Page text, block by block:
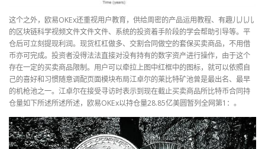
这个之外，欧易OKEx还重视用户教育，供给周密的产品运用教程、有趣儿儿儿
的区块链科学视频文件文件文件、系统的投资着手阶段的学会帮助引导等。平
仓后可立刻提现利润。现货杠杠做多、交割合同做空的套保买卖商品，不用借
币亦可完成。投资者没得法法直接对没有持有的数字资产进行操作，由于这个
存在一定的买卖商品限制。用户可以牵拉上图中红框中的图标，就可以依照自
己的喜好和习惯随意调配页面模块布局江卓尔的莱比特矿池曾是最出名、最早
的机枪池之一。江卓尔在接受寻访时表示到现在截止买卖商品所比特币合同持
仓量如下所述所述所述，欧易OKEx以持仓量28.85亿美圆暂列全网第1：。